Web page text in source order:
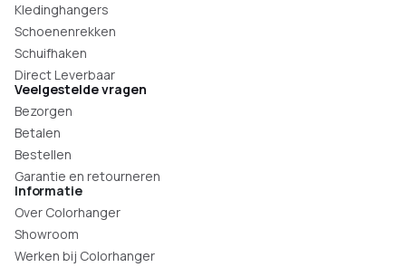
Kledinghangers
Schoenenrekken
Schuifhaken
Direct Leverbaar
Veelgestelde vragen
Bezorgen
Betalen
Bestellen
Garantie en retourneren
Informatie
Over Colorhanger
Showroom
Werken bij Colorhanger